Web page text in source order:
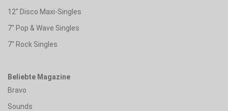
12" Disco Maxi-Singles
7" Pop & Wave Singles
7" Rock Singles
Beliebte Magazine
Bravo
Sounds